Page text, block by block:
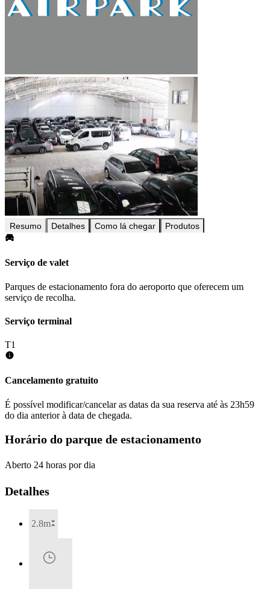
Resumo Detalhes Como lá chegar Produtos
Serviço de valet
Parques de estacionamento fora do aeroporto que oferecem um
serviço de recolha.
Serviço terminal
T1
Cancelamento gratuito
É possível modificar/cancelar as datas da sua reserva até às 23h59
do dia anterior à data de chegada.
Horário do parque de estacionamento
Aberto 24 horas por dia
Detalhes
2.8m